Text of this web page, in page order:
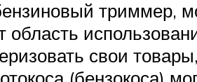
триммер,
свои
(бензокоса)